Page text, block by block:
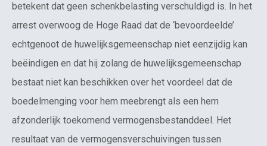
betekent dat geen schenkbelasting verschuldigd is. In het
arrest overwoog de Hoge Raad dat de ‘bevoordeelde’
echtgenoot de huwelijksgemeenschap niet eenzijdig kan
beëindigen en dat hij zolang de huwelijksgemeenschap
bestaat niet kan beschikken over het voordeel dat de
boedelmenging voor hem meebrengt als een hem
afzonderlijk toekomend vermogensbestanddeel. Het
resultaat van de vermogensverschuivingen tussen